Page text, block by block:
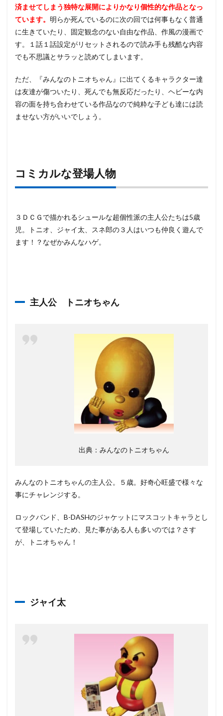
済ませてしまう独特な展開によりかなり個性的な作品となっ
ています。 明らか死んでいるのに次の回では何事もなく普通
に生きていたり、固定観念のない自由な作品、作風の漫画で
す。１話１話設定がリセットされるので読み手も残酷な内容
でも不思議とサラッと読めてしまいます。
ただ、『みんなのトニオちゃん』に出てくるキャラクター達
は友達が傷ついたり、死んでも無反応だったり、ヘビーな内
容の面を持ち合わせている作品なので純粋な子ども達には読
ませない方がいいでしょう。
コミカルな登場人物
３ＤＣＧで描かれるシュールな超個性派の主人公たちは5歳
児。トニオ、ジャイ太、スネ郎の３人はいつも仲良く遊んで
ます！？なぜかみんなハゲ。
主人公 トニオちゃん
出典：みんなのトニオちゃん
みんなのトニオちゃんの主人公。５歳。好奇心旺盛で様々な
事にチャレンジする。
ロックバンド、B-DASHのジャケットにマスコットキャラとし
て登場していたため、見た事がある人も多いのでは？さす
が、トニオちゃん！
ジャイ太